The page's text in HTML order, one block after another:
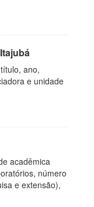
ano,
e unidade
acadêmica
número
e extensão),